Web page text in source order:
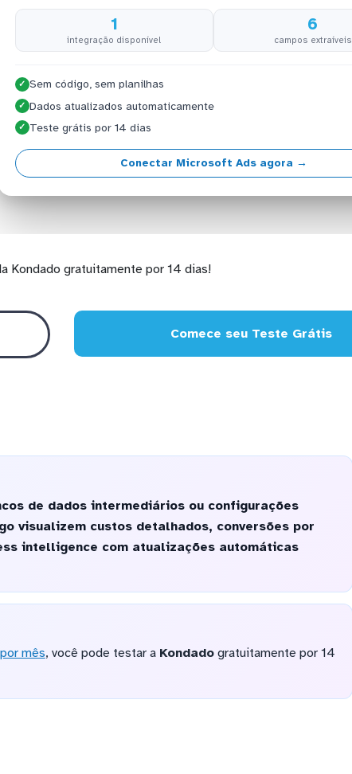
1
integração disponível
6
campos extraíveis
✓ Sem código, sem planilhas
✓ Dados atualizados automaticamente
✓ Teste grátis por 14 dias
Conectar Microsoft Ads agora →
Kondado gratuitamente por 14 dias!
Comece seu Teste Grátis
de dados intermediários ou configurações
visualizem custos detalhados, conversões por
intelligence com atualizações automáticas
por mês, você pode testar a Kondadogratuitamente por 14